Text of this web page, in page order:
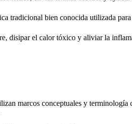
tradicional bien conocida utilizada
disipar el calor tóxico y aliviar la
marcos conceptuales y